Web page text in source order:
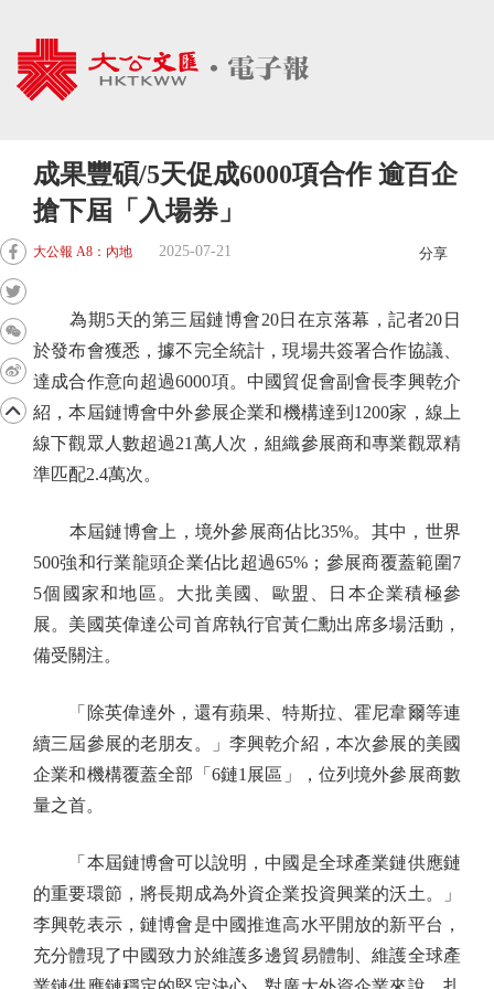
成果豐碩/5天促成6000項合作 逾百企
搶下屆「入場券」
大公報 A8：內地 2025-07-21 分享
為期5天的第三屆鏈博會20日在京落幕，記者20日
於發布會獲悉，據不完全統計，現場共簽署合作協議、
達成合作意向超過6000項。中國貿促會副會長李興乾介
紹，本屆鏈博會中外參展企業和機構達到1200家，線上
線下觀眾人數超過21萬人次，組織參展商和專業觀眾精
準匹配2.4萬次。
本屆鏈博會上，境外參展商佔比35%。其中，世界
500強和行業龍頭企業佔比超過65%；參展商覆蓋範圍7
5個國家和地區。大批美國、歐盟、日本企業積極參
展。美國英偉達公司首席執行官黃仁勳出席多場活動，
備受關注。
「除英偉達外，還有蘋果、特斯拉、霍尼韋爾等連
續三屆參展的老朋友。」李興乾介紹，本次參展的美國
企業和機構覆蓋全部「6鏈1展區」，位列境外參展商數
量之首。
「本屆鏈博會可以說明，中國是全球產業鏈供應鏈
的重要環節，將長期成為外資企業投資興業的沃土。」
李興乾表示，鏈博會是中國推進高水平開放的新平台，
充分體現了中國致力於維護多邊貿易體制、維護全球產